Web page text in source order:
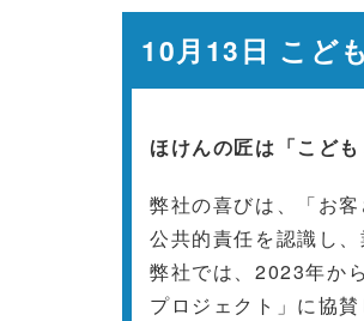
10月13日 こど
ほけんの匠は「こど
弊社の喜びは、「お
公共的責任を認識し
弊社では、2023年か
プロジェクト」に協賛